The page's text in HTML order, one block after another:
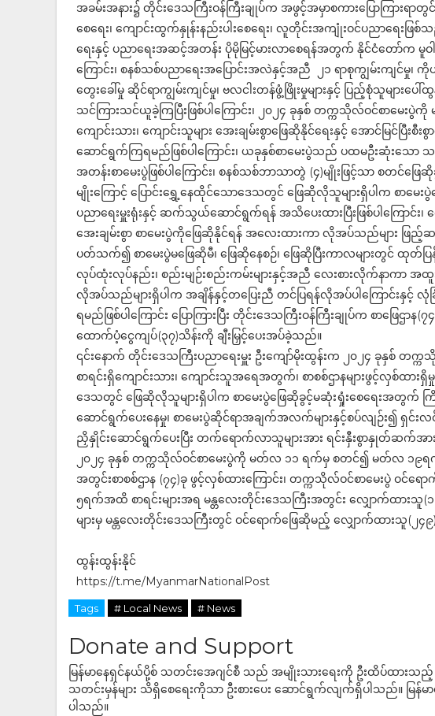
အခမ်းအနား၌ တိုင်းဒေသကြီးဝန်ကြီးချုပ်က အဖွင့်အမှာစကားပြောကြား
စေရေး၊ ကျောင်းထွက်နှုန်းနည်းပါးစေရေး၊ လူတိုင်းအကျုံးဝင်ပညာရေး
ရေးနှင့် ပညာရေးအဆင့်အတန်း ပိုမိုမြင့်မားလာစေရန်အတွက် နိုင်ငံတော်က မူ
ကြောင်း၊ စနစ်သစ်ပညာရေးအပြောင်းအလဲနှင့်အညီ ၂၁ ရာစုကျွမ်းကျင်မှု၊
တွေးခေါ်မှု ဆိုင်ရာကျွမ်းကျင်မှု၊ ဗလငါးတန်ဖွံ့ဖြိုးမှုများနှင့် ပြည့်စုံသူများ
သင်ကြားသင်ယူခဲ့ကြပြီးဖြစ်ပါကြောင်း၊ ၂၀၂၄ ခုနှစ် တက္ကသိုလ်ဝင်စာမေး
ကျောင်းသား၊ ကျောင်းသူများ အေးချမ်းစွာဖြေဆိုနိုင်ရေးနှင့် အောင်မြင်ပြီးစီ
ဆောင်ရွက်ကြရမည်ဖြစ်ပါကြောင်း၊ ယခုနှစ်စာမေးပွဲသည် ပထမဦးဆုံးသော
အတန်းစာမေးပွဲဖြစ်ပါကြောင်း၊ စနစ်သစ်ဘာသာတွဲ (၄)မျိုးဖြင့်သာ စတင်ဖြေဆို
မျိုးကြောင့် ပြောင်းရွှေ့နေထိုင်သောဒေသတွင် ဖြေဆိုလိုသူများရှိပါက စာ
ပညာရေးမှူးရုံးနှင့် ဆက်သွယ်ဆောင်ရွက်ရန် အသိပေးထားပြီးဖြစ်ပါကြောင်း၊ က
အေးချမ်းစွာ စာမေးပွဲကိုဖြေဆိုနိုင်ရန် အလေးထားကာ လိုအပ်သည်များ ဖြည့်ဆ
ပတ်သက်၍ စာမေးပွဲမဖြေဆိုမီ၊ ဖြေဆိုနေစဉ်၊ ဖြေဆိုပြီးကာလများတွင် ထုတ်ပ
လုပ်ထုံးလုပ်နည်း၊ စည်းမျဉ်းစည်းကမ်းများနှင့်အညီ လေးစားလိုက်နာကာ အထူ
လိုအပ်သည်များရှိပါက အချိန်နှင့်တပြေးညီ တင်ပြရန်လိုအပ်ပါကြောင်းနှင့်
ရမည်ဖြစ်ပါကြောင်း ပြောကြားပြီး တိုင်းဒေသကြီးဝန်ကြီးချုပ်က စာဖြေဌာ
ထောက်ပံ့ငွေကျပ်(၃၇)သိန်းကို ချီးမြှင့်ပေးအပ်ခဲ့သည်။
၎င်းနောက် တိုင်းဒေသကြီးပညာရေးမှူး ဦးကျော်မိုးထွန်းက ၂၀၂၄ ခုနှစ် တ
စာရင်းရှိကျောင်းသား၊ ကျောင်းသူအရေအတွက်၊ စာစစ်ဌာနများဖွင့်လှစ်ထားရှိ
ဒေသတွင် ဖြေဆိုလိုသူများရှိပါက စာမေးပွဲဖြေဆိုခွင့်မဆုံးရှုံးစေရေးအတွက်
ဆောင်ရွက်ပေးနေမှု၊ စာမေးပွဲဆိုင်ရာအချက်အလက်များနှင့်စပ်လျဉ်း၍ ရှင်းလ
ညှိနှိုင်းဆောင်ရွက်ပေးပြီး တက်ရောက်လာသူများအား ရင်းနှီးစွာနှုတ်ဆက်အာ
၂၀၂၄ ခုနှစ် တက္ကသိုလ်ဝင်စာမေးပွဲကို မတ်လ ၁၁ ရက်မှ စတင်၍ မတ်လ ၁၉ရက်
အတွင်းစာစစ်ဌာန (၇၄)ခု ဖွင့်လှစ်ထားကြောင်း၊ တက္ကသိုလ်ဝင်စာမေးပွဲ
၅ရက်အထိ စာရင်းများအရ မန္တလေးတိုင်းဒေသကြီးအတွင်း လျှောက်ထားသူ(၁၉
များမှ မန္တလေးတိုင်းဒေသကြီးတွင် ဝင်ရောက်ဖြေဆိုမည့် လျှောက်ထားသူ(၂၄၉
ထွန်းထွန်းနိုင်
https://t.me/MyanmarNationalPost
Tags # Local News # News
Donate and Support
မြန်မာနေရှင်နယ်ပို့စ် သတင်းအေဂျင်စီ သည် အမျိုးသားရေးကို ဦးထိပ်ထားသည့်
သတင်းမှန်များ သိရှိစေရေးကိုသာ ဦးစားပေး ဆောင်ရွက်လျက်ရှိပါသည်။ မြ
ပါသည်။